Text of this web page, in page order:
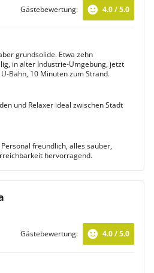
Gästebewertung: 4.0 / 5.0
grundsolide. Etwa zehn
in alter Industrie-Umgebung, jetzt
Bahn, 10 Minuten zum Strand.
und Relaxer ideal zwischen Stadt
freundlich, alles sauber,
hervorragend.
Gästebewertung: 4.0 / 5.0